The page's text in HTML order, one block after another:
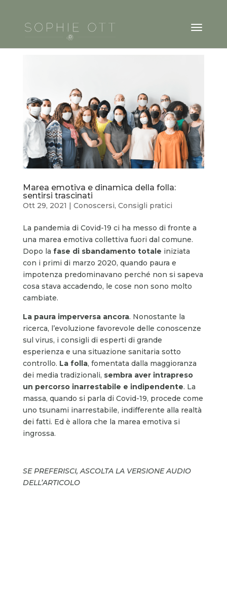
Marea emotiva e dinamica della folla:
sentirsi trascinati
Ott 29, 2021 | Conoscersi, Consigli pratici
La pandemia di Covid-19 ci ha messo di fronte a
una marea emotiva collettiva fuori dal comune.
Dopo la fase di sbandamento totale iniziata
con i primi di marzo 2020, quando paura e
impotenza predominavano perché non si sapeva
cosa stava accadendo, le cose non sono molto
cambiate.
La paura imperversa ancora. Nonostante la
ricerca, l’evoluzione favorevole delle conoscenze
sul virus, i consigli di esperti di grande
esperienza e una situazione sanitaria sotto
controllo. La folla, fomentata dalla maggioranza
dei media tradizionali, sembra aver intrapreso
un percorso inarrestabile e indipendente. La
massa, quando si parla di Covid-19, procede come
uno tsunami inarrestabile, indifferente alla realtà
dei fatti. Ed è allora che la marea emotiva si
ingrossa.
SE PREFERISCI, ASCOLTA LA VERSIONE AUDIO
DELL’ARTICOLO